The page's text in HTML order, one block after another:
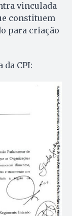
vinculada
constituem
para criação
da CPI: